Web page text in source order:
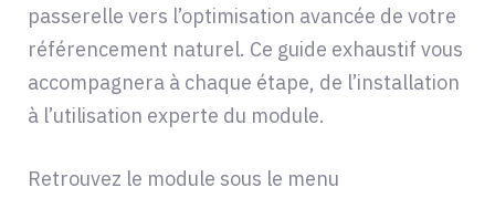
passerelle vers l’optimisation avancée de votre
référencement naturel. Ce guide exhaustif vous
accompagnera à chaque étape, de l’installation
à l’utilisation experte du module.
Retrouvez le module sous le menu